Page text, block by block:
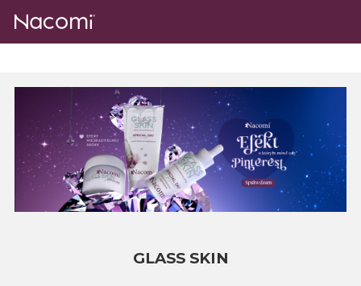
GLASS SKIN